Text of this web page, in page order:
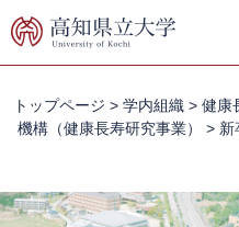
ー
ニ
て
本
トップページ > 学内組織 > 健康
機構（健康長寿研究事業）
>